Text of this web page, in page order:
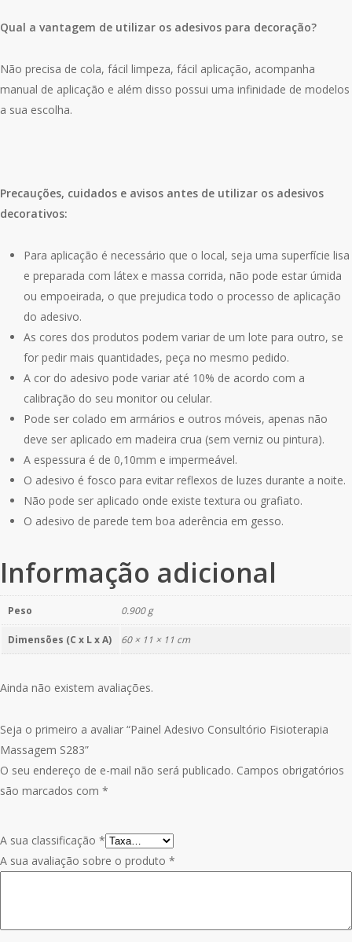
Qual a vantagem de utilizar os adesivos para decoração?
Não precisa de cola, fácil limpeza, fácil aplicação, acompanha
manual de aplicação e além disso possui uma infinidade de modelos
a sua escolha.
Precauções, cuidados e avisos antes de utilizar os adesivos
decorativos:
Para aplicação é necessário que o local, seja uma superfície lisa
e preparada com látex e massa corrida, não pode estar úmida
ou empoeirada, o que prejudica todo o processo de aplicação
do adesivo.
As cores dos produtos podem variar de um lote para outro, se
for pedir mais quantidades, peça no mesmo pedido.
A cor do adesivo pode variar até 10% de acordo com a
calibração do seu monitor ou celular.
Pode ser colado em armários e outros móveis, apenas não
deve ser aplicado em madeira crua (sem verniz ou pintura).
A espessura é de 0,10mm e impermeável.
O adesivo é fosco para evitar reflexos de luzes durante a noite.
Não pode ser aplicado onde existe textura ou grafiato.
O adesivo de parede tem boa aderência em gesso.
Informação adicional
Peso 0.900 g
Dimensões (C x L x A) 60 × 11 × 11 cm
Ainda não existem avaliações.
Seja o primeiro a avaliar “Painel Adesivo Consultório Fisioterapia
Massagem S283”
O seu endereço de e-mail não será publicado. Campos obrigatórios
são marcados com *
A sua classificação *
A sua avaliação sobre o produto *